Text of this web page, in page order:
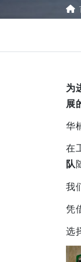
为
展
华
在
队
我
凭
选